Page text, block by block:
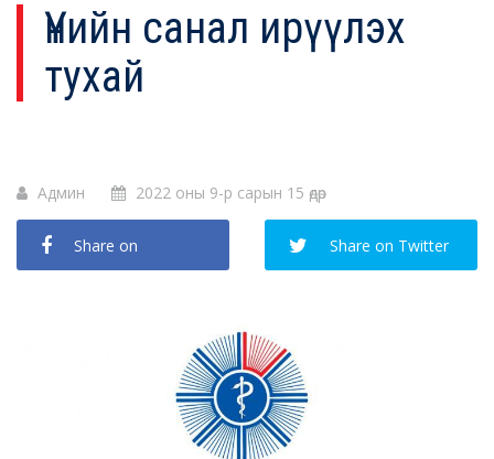
Үнийн санал ирүүлэх
тухай
Админ 2022 оны 9-р сарын 15 өдөр
Share on Share on Twitter